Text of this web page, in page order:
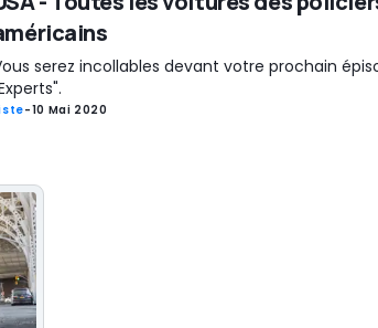
serez incollables devant votre prochain
-10 Mai 2020